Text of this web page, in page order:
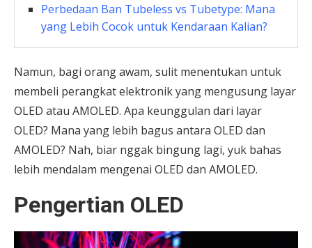
Perbedaan Ban Tubeless vs Tubetype: Mana
yang Lebih Cocok untuk Kendaraan Kalian?
Namun, bagi orang awam, sulit menentukan untuk
membeli perangkat elektronik yang mengusung layar
OLED atau AMOLED. Apa keunggulan dari layar
OLED? Mana yang lebih bagus antara OLED dan
AMOLED? Nah, biar nggak bingung lagi, yuk bahas
lebih mendalam mengenai OLED dan AMOLED.
Pengertian OLED